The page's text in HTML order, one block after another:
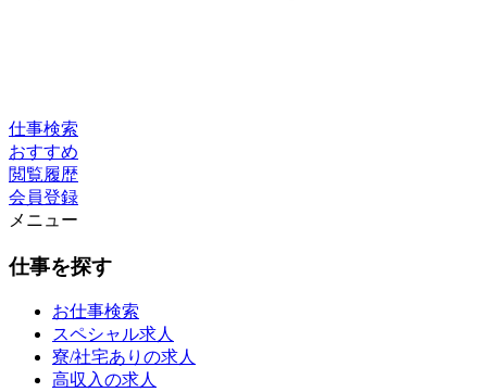
仕事検索
おすすめ
閲覧履歴
会員登録
メニュー
仕事を探す
お仕事検索
スペシャル求人
寮/社宅ありの求人
高収入の求人